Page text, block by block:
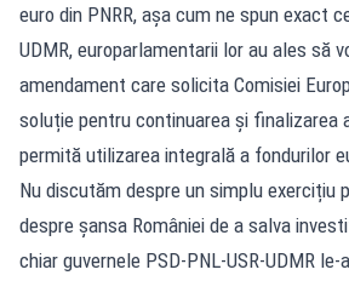
euro din PNRR, așa cum ne spun exact
UDMR, europarlamentarii lor au ales să
amendament care solicita Comisiei
soluție pentru continuarea și finalizarea
permită utilizarea integrală a fondurilor
Nu discutăm despre un simplu exercițiu
despre șansa României de a salva
chiar guvernele PSD-PNL-USR-UDMR